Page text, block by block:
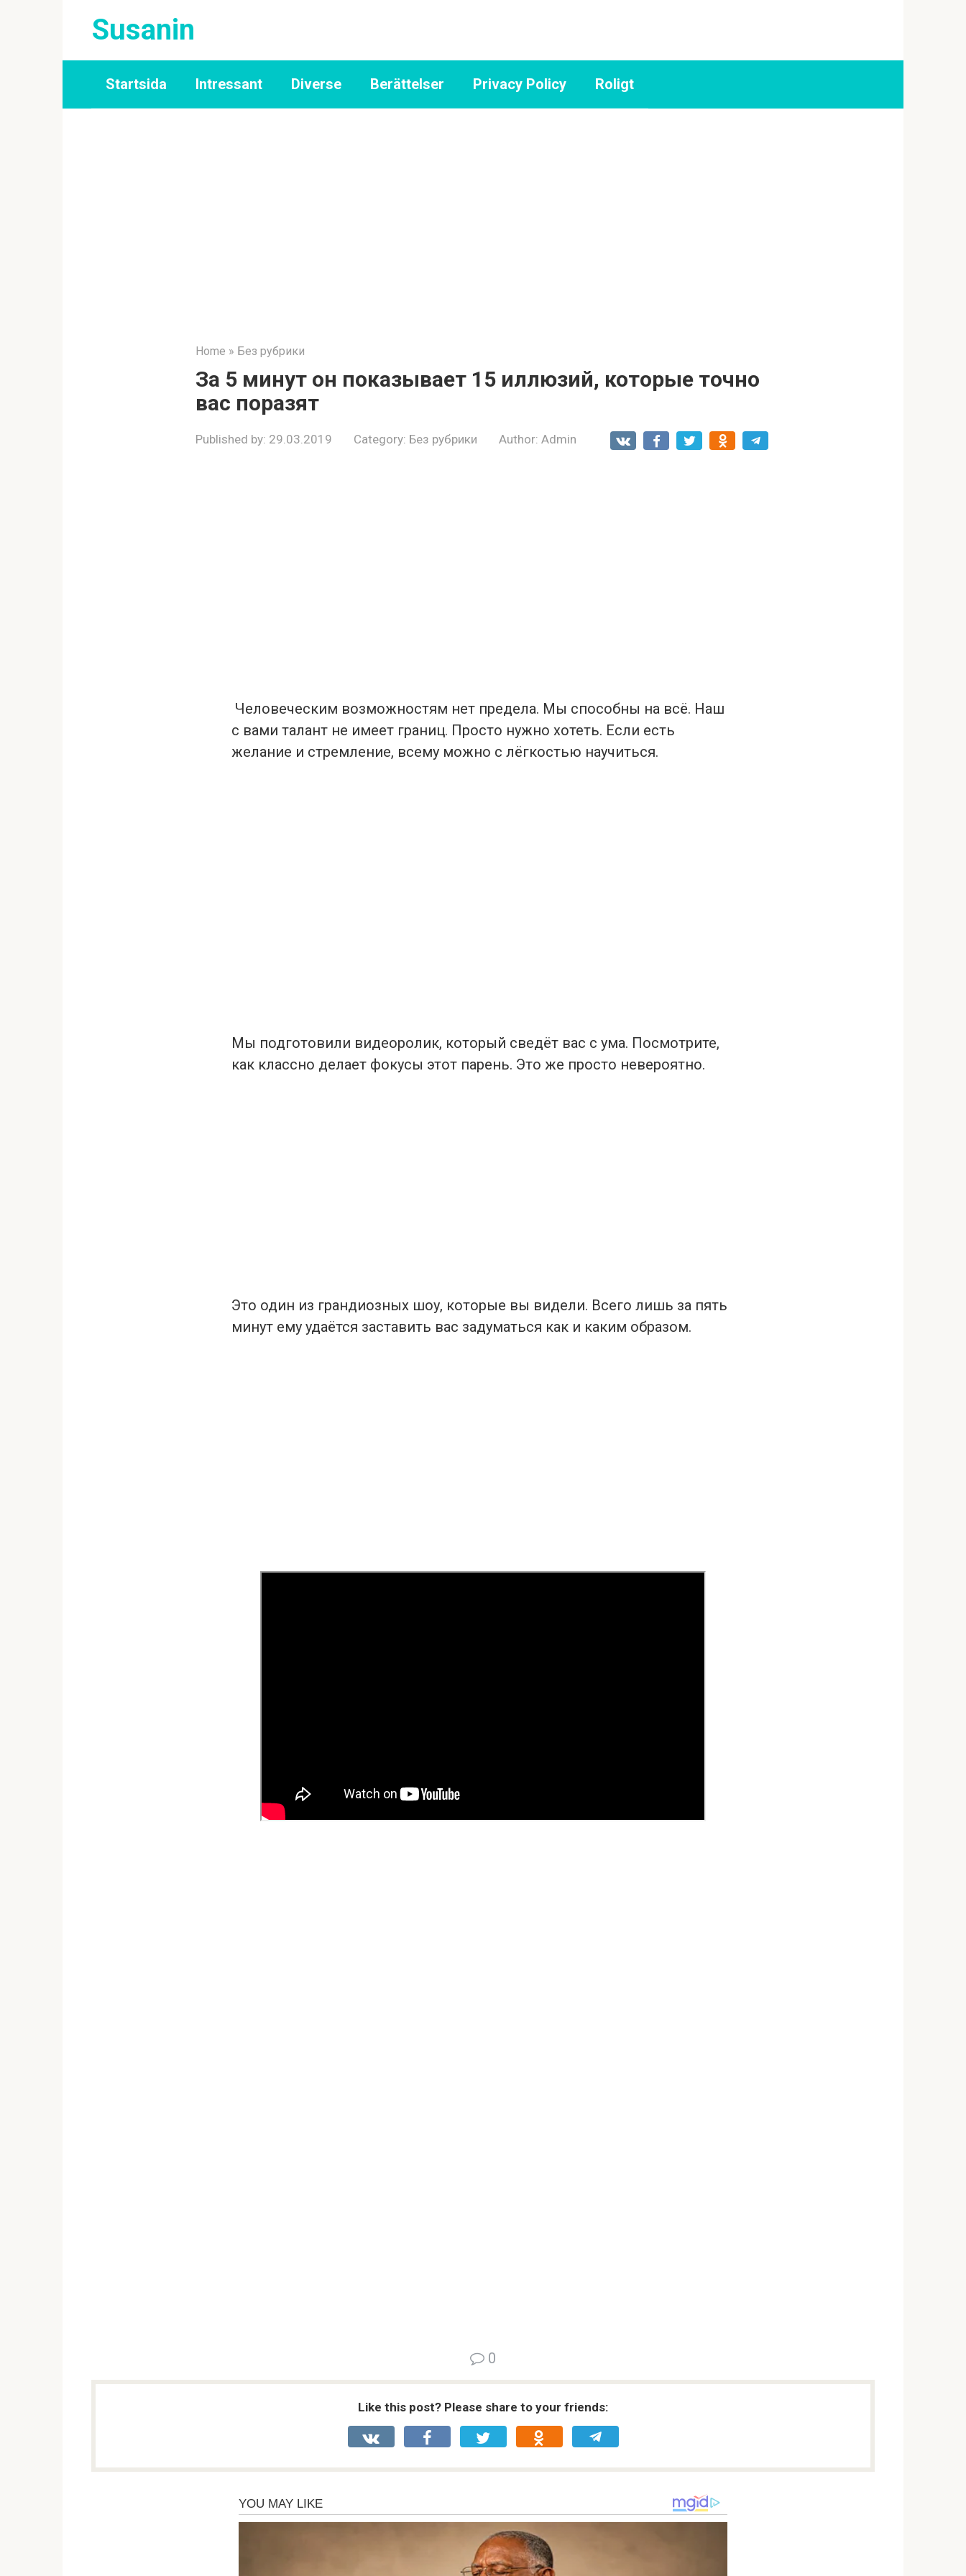
Susanin
Startsida Intressant Diverse Berättelser Privacy Policy Roligt
Home » Без рубрики
За 5 минут он показывает 15 иллюзий, которые точно
вас поразят
Published by: 29.03.2019 Category: Без рубрики Author: Admin
Человеческим возможностям нет предела. Мы способны на всё. Наш
с вами талант не имеет границ. Просто нужно хотеть. Если есть
желание и стремление, всему можно с лёгкостью научиться.
Мы подготовили видеоролик, который сведёт вас с ума. Посмотрите,
как классно делает фокусы этот парень. Это же просто невероятно.
Это один из грандиозных шоу, которые вы видели. Всего лишь за пять
минут ему удаётся заставить вас задуматься как и каким образом.
0
Like this post? Please share to your friends: